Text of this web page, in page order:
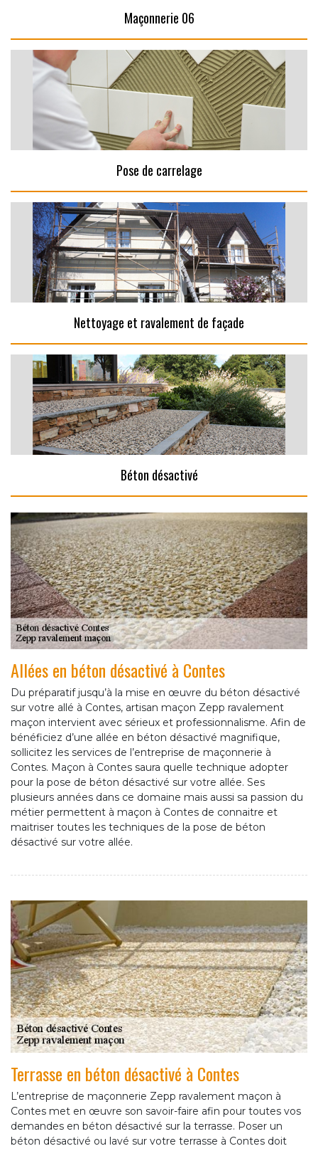
Maçonnerie 06
Pose de carrelage
Nettoyage et ravalement de façade
Béton désactivé
Allées en béton désactivé à Contes
Du préparatif jusqu’à la mise en œuvre du béton désactivé
sur votre allé à Contes, artisan maçon Zepp ravalement
maçon intervient avec sérieux et professionnalisme. Afin de
bénéficiez d’une allée en béton désactivé magnifique,
sollicitez les services de l’entreprise de maçonnerie à
Contes. Maçon à Contes saura quelle technique adopter
pour la pose de béton désactivé sur votre allée. Ses
plusieurs années dans ce domaine mais aussi sa passion du
métier permettent à maçon à Contes de connaitre et
maitriser toutes les techniques de la pose de béton
désactivé sur votre allée.
Terrasse en béton désactivé à Contes
L’entreprise de maçonnerie Zepp ravalement maçon à
Contes met en œuvre son savoir-faire afin pour toutes vos
demandes en béton désactivé sur la terrasse. Poser un
béton désactivé ou lavé sur votre terrasse à Contes doit